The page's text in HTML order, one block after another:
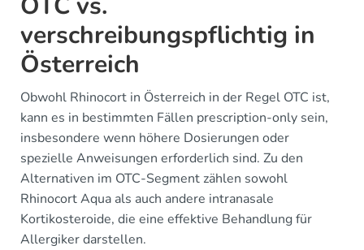
verschreibungspflichtig in
Österreich
Obwohl Rhinocort in Österreich in der Regel OTC ist,
kann es in bestimmten Fällen prescription-only sein,
insbesondere wenn höhere Dosierungen oder
spezielle Anweisungen erforderlich sind. Zu den
Alternativen im OTC-Segment zählen sowohl
Rhinocort Aqua als auch andere intranasale
Kortikosteroide, die eine effektive Behandlung für
Allergiker darstellen.